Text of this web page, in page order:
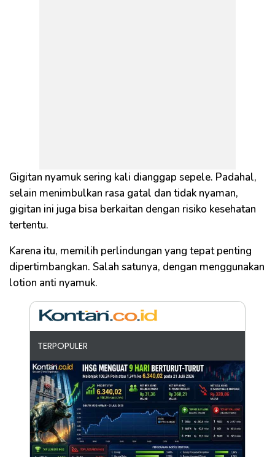
Gigitan nyamuk sering kali dianggap sepele. Padahal,
selain menimbulkan rasa gatal dan tidak nyaman,
gigitan ini juga bisa berkaitan dengan risiko kesehatan
tertentu.
Karena itu, memilih perlindungan yang tepat penting
dipertimbangkan. Salah satunya, dengan menggunakan
lotion anti nyamuk.
TERPOPULER